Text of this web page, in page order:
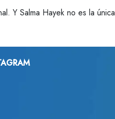
Y Salma Hayek no es la única